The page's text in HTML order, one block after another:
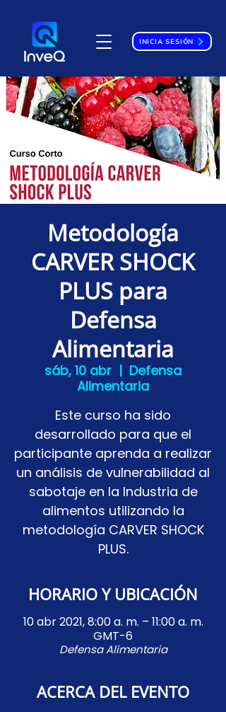
INICIA SESIÓN
Metodología
CARVER SHOCK
PLUS para
Defensa
Alimentaria
sáb, 10 abr
  |
Defensa
Alimentaria
Este curso ha sido
desarrollado para que el
participante aprenda a realizar
un análisis de vulnerabilidad al
sabotaje en la Industria de
alimentos utilizando la
metodología CARVER SHOCK
PLUS.
HORARIO Y UBICACIÓN
10 abr 2021, 8:00 a. m. – 11:00 a. m.
GMT-6
Defensa Alimentaria
ACERCA DEL EVENTO